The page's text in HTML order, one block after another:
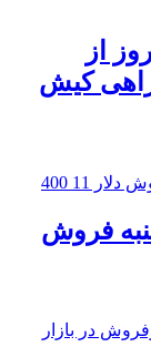
از
راهی کیش
فروش